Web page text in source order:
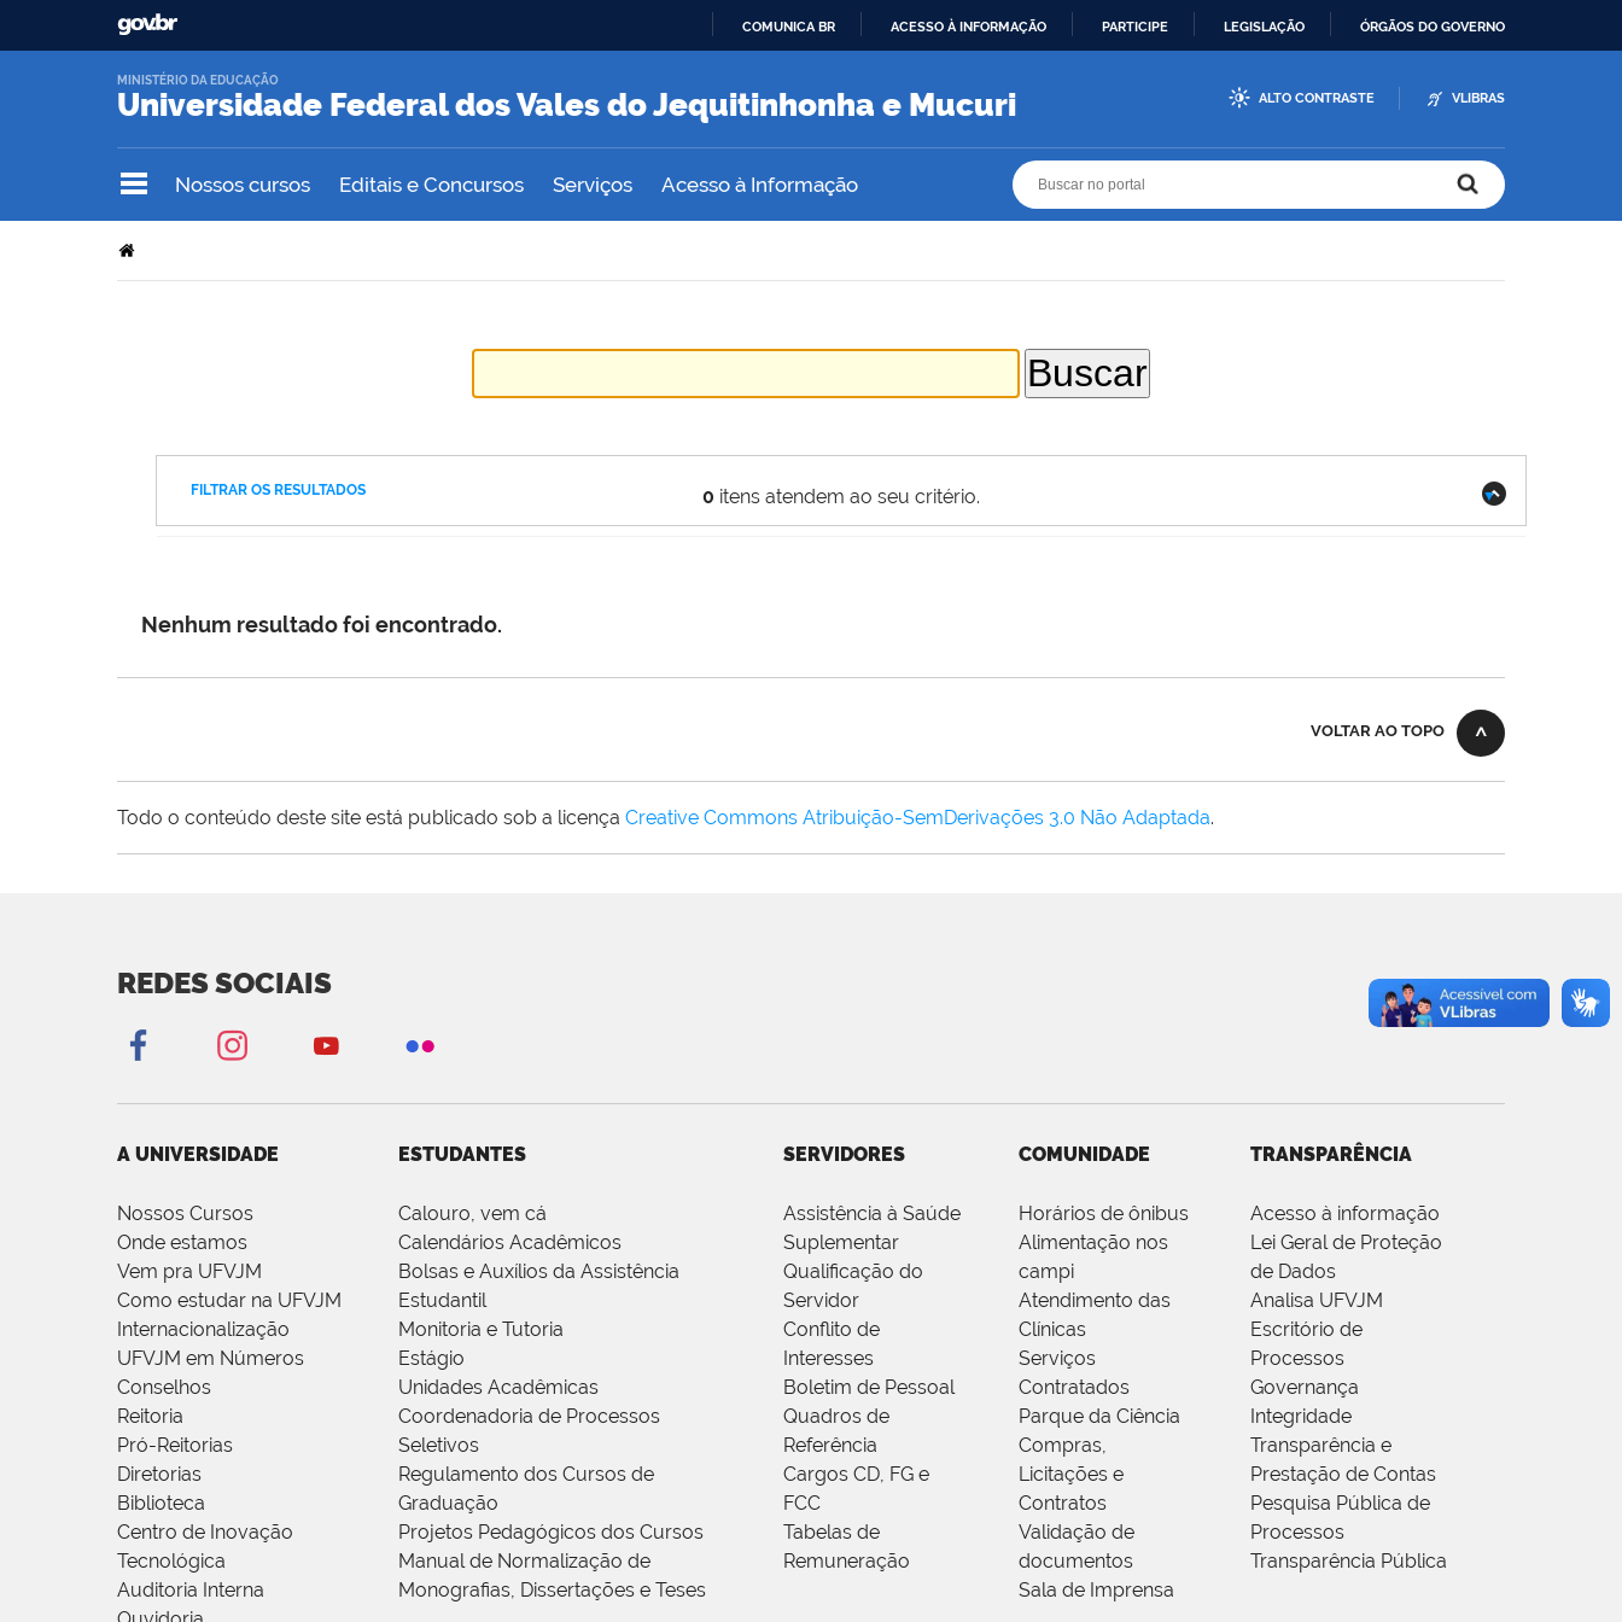
O
COMUNICA BR ACESSO À INFORMAÇÃO PARTICIPE LEGISLAÇÃO ÓRGÃOS DO GOVERNO
Universidade Federal dos Vales do Jequitinhonha e Mucuri
MINISTÉRIO DA EDUCAÇÃO
ALTO CONTRASTE VLIBRAS
Nossos cursos Editais e Concursos Serviços Acesso à Informação
0 itens atendem ao seu critério.
FILTRAR OS RESULTADOS
Nenhum resultado foi encontrado.
VOLTAR AO TOPO
Todo o conteúdo deste site está publicado sob a licença Creative Commons Atribuição-SemDerivações 3.0 Não Adaptada.
REDES SOCIAIS
A UNIVERSIDADE
Nossos Cursos
Onde estamos
Vem pra UFVJM
Como estudar na UFVJM
Internacionalização
UFVJM em Números
Conselhos
Reitoria
Pró-Reitorias
Diretorias
Biblioteca
Centro de Inovação
Tecnológica
Auditoria Interna
ESTUDANTES
Calouro, vem cá
Calendários Acadêmicos
Bolsas e Auxílios da Assistência
Estudantil
Monitoria e Tutoria
Estágio
Unidades Acadêmicas
Coordenadoria de Processos
Seletivos
Regulamento dos Cursos de
Graduação
Projetos Pedagógicos dos Cursos
Manual de Normalização de
Monografias, Dissertações e Teses
SERVIDORES
Assistência à Saúde
Suplementar
Qualificação do
Servidor
Conflito de
Interesses
Boletim de Pessoal
Quadros de
Referência
Cargos CD, FG e
FCC
Tabelas de
Remuneração
COMUNIDADE
Horários de ônibus
Alimentação nos
campi
Atendimento das
Clínicas
Serviços
Contratados
Parque da Ciência
Compras,
Licitações e
Contratos
Validação de
documentos
Sala de Imprensa
TRANSPARÊNCIA
Acesso à informação
Lei Geral de Proteção
de Dados
Analisa UFVJM
Escritório de
Processos
Governança
Integridade
Transparência e
Prestação de Contas
Pesquisa Pública de
Processos
Transparência Pública